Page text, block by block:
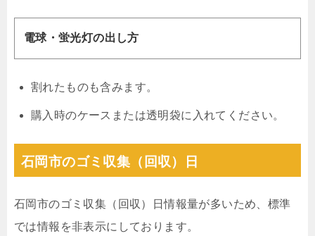
電球・蛍光灯の出し方
割れたものも含みます。
購入時のケースまたは透明袋に入れてください。
石岡市のゴミ収集（回収）日
石岡市のゴミ収集（回収）日情報量が多いため、標準
では情報を非表示にしております。